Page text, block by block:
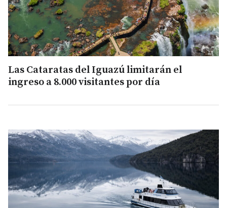
Las Cataratas del Iguazú limitarán el
ingreso a 8.000 visitantes por día